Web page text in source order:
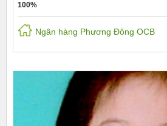
100%
Ngân hàng Phương Đông OCB